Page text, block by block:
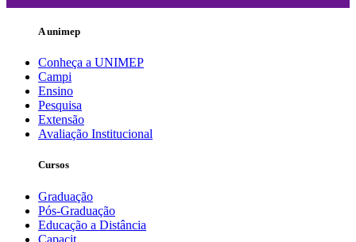
A unimep
Conheça a UNIMEP
Campi
Ensino
Pesquisa
Extensão
Avaliação Institucional
Cursos
Graduação
Pós-Graduação
Educação a Distância
Capacit